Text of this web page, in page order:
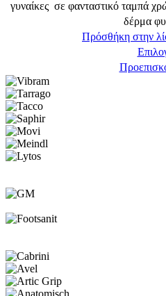
γυναίκες σε φανταστικό ταμπά
δέρμα
Πρόσθήκη στην